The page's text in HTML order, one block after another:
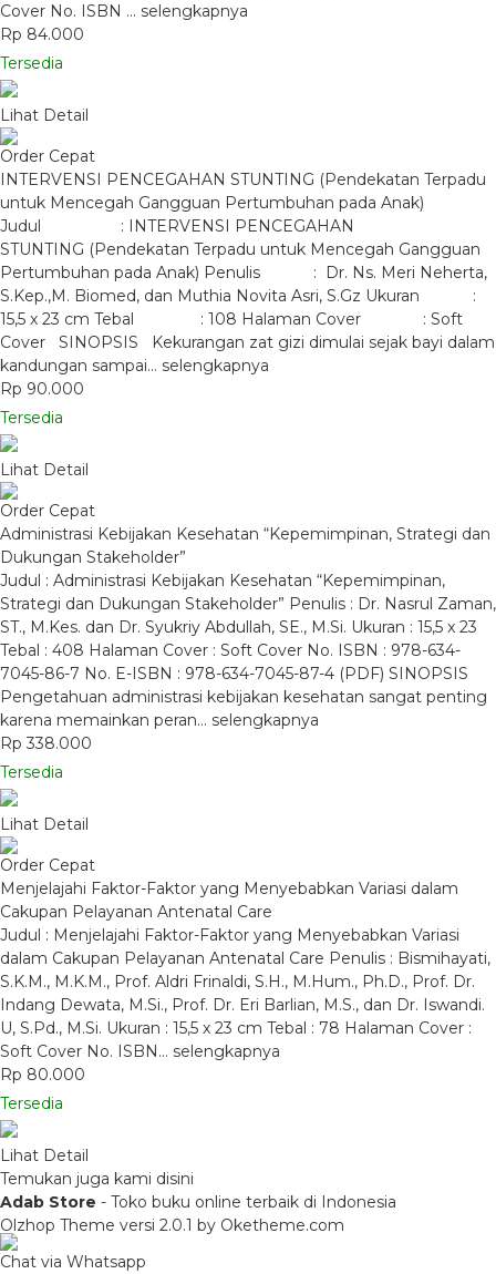
Cover No. ISBN … selengkapnya
Rp 84.000
Tersedia
Lihat Detail
Order Cepat
INTERVENSI PENCEGAHAN STUNTING (Pendekatan Terpadu
untuk Mencegah Gangguan Pertumbuhan pada Anak)
Judul : INTERVENSI PENCEGAHAN
STUNTING (Pendekatan Terpadu untuk Mencegah Gangguan
Pertumbuhan pada Anak) Penulis : Dr. Ns. Meri Neherta,
S.Kep.,M. Biomed, dan Muthia Novita Asri, S.Gz Ukuran :
15,5 x 23 cm Tebal : 108 Halaman Cover : Soft
Cover SINOPSIS Kekurangan zat gizi dimulai sejak bayi dalam
kandungan sampai… selengkapnya
Rp 90.000
Tersedia
Lihat Detail
Order Cepat
Administrasi Kebijakan Kesehatan “Kepemimpinan, Strategi dan
Dukungan Stakeholder”
Judul : Administrasi Kebijakan Kesehatan “Kepemimpinan,
Strategi dan Dukungan Stakeholder” Penulis : Dr. Nasrul Zaman,
ST., M.Kes. dan Dr. Syukriy Abdullah, SE., M.Si. Ukuran : 15,5 x 23
Tebal : 408 Halaman Cover : Soft Cover No. ISBN : 978-634-
7045-86-7 No. E-ISBN : 978-634-7045-87-4 (PDF) SINOPSIS
Pengetahuan administrasi kebijakan kesehatan sangat penting
karena memainkan peran… selengkapnya
Rp 338.000
Tersedia
Lihat Detail
Order Cepat
Menjelajahi Faktor-Faktor yang Menyebabkan Variasi dalam
Cakupan Pelayanan Antenatal Care
Judul : Menjelajahi Faktor-Faktor yang Menyebabkan Variasi
dalam Cakupan Pelayanan Antenatal Care Penulis : Bismihayati,
S.K.M., M.K.M., Prof. Aldri Frinaldi, S.H., M.Hum., Ph.D., Prof. Dr.
Indang Dewata, M.Si., Prof. Dr. Eri Barlian, M.S., dan Dr. Iswandi.
U, S.Pd., M.Si. Ukuran : 15,5 x 23 cm Tebal : 78 Halaman Cover :
Soft Cover No. ISBN… selengkapnya
Rp 80.000
Tersedia
Lihat Detail
Temukan juga kami disini
Adab Store - Toko buku online terbaik di Indonesia
Olzhop Theme versi 2.0.1 by Oketheme.com
Chat via Whatsapp